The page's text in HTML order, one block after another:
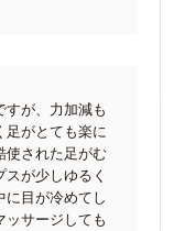
すが、力加減も
足がとても楽に
使された足がむ
が少しゆるく
に目が冷めてし
ッサージしても